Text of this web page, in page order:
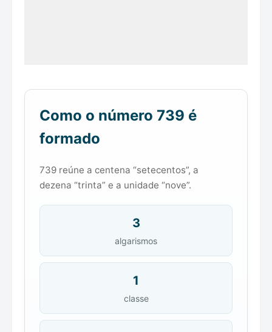
Como o número 739 é
formado
739 reúne a centena “setecentos”, a
dezena “trinta” e a unidade “nove”.
3
algarismos
1
classe